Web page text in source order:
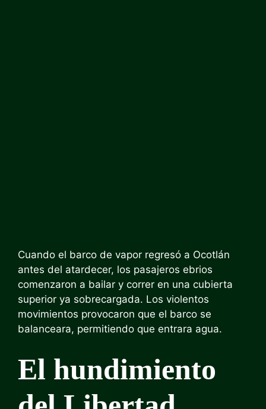
Cuando el barco de vapor regresó a Ocotlán
antes del atardecer, los pasajeros ebrios
comenzaron a bailar y correr en una cubierta
superior ya sobrecargada. Los violentos
movimientos provocaron que el barco se
balanceara, permitiendo que entrara agua.
El hundimiento